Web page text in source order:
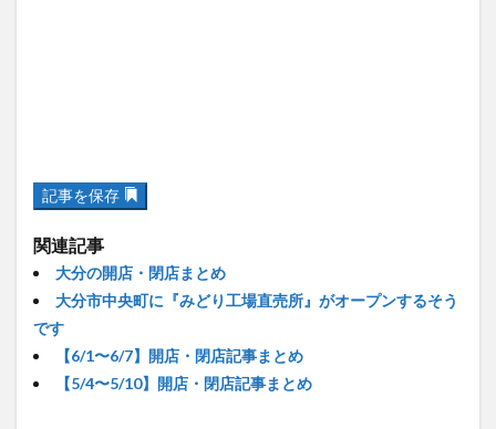
記事を保存
関連記事
大分の開店・閉店まとめ
大分市中央町に『みどり工場直売所』がオープンするそう
です
【6/1〜6/7】開店・閉店記事まとめ
【5/4〜5/10】開店・閉店記事まとめ